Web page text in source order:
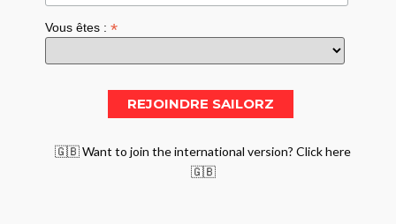
Vous êtes :*
🇬🇧 Want to join the international version? Click here
🇬🇧